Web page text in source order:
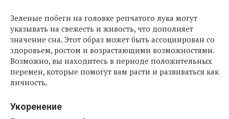
Зеленые побеги на головке репчатого лука могут
указывать на свежесть и живость, что дополняет
значение сна. Этот образ может быть ассоциирован со
здоровьем, ростом и возрастающими возможностями.
Возможно, вы находитесь в периоде положительных
перемен, которые помогут вам расти и развиваться как
личность.
Укоренение